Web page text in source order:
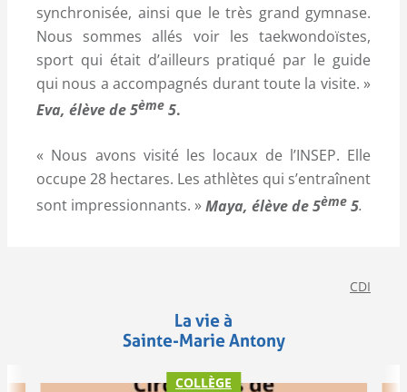
synchronisée, ainsi que le très grand gymnase.
Nous sommes allés voir les taekwondoïstes,
sport qui était d’ailleurs pratiqué par le guide
qui nous a accompagnés durant toute la visite. »
Eva, élève de 5ème 5.
« Nous avons visité les locaux de l’INSEP. Elle
occupe 28 hectares. Les athlètes qui s’entraînent
sont impressionnants. »Maya, élève de 5ème 5.
CDI
La vie à
Sainte-Marie Antony
COLLÈGE